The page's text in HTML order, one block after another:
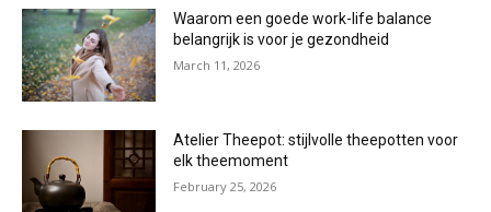
Waarom een goede work-life balance
belangrijk is voor je gezondheid
March 11, 2026
Atelier Theepot: stijlvolle theepotten voor
elk theemoment
February 25, 2026